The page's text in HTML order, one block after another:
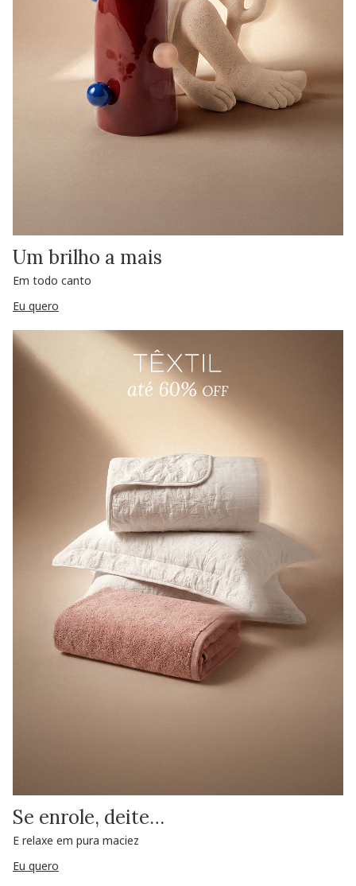
Um brilho a mais
Em todo canto
Eu quero
Se enrole, deite…
E relaxe em pura maciez
Eu quero